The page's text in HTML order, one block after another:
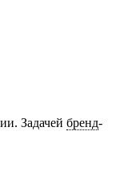
Задачей бренд-